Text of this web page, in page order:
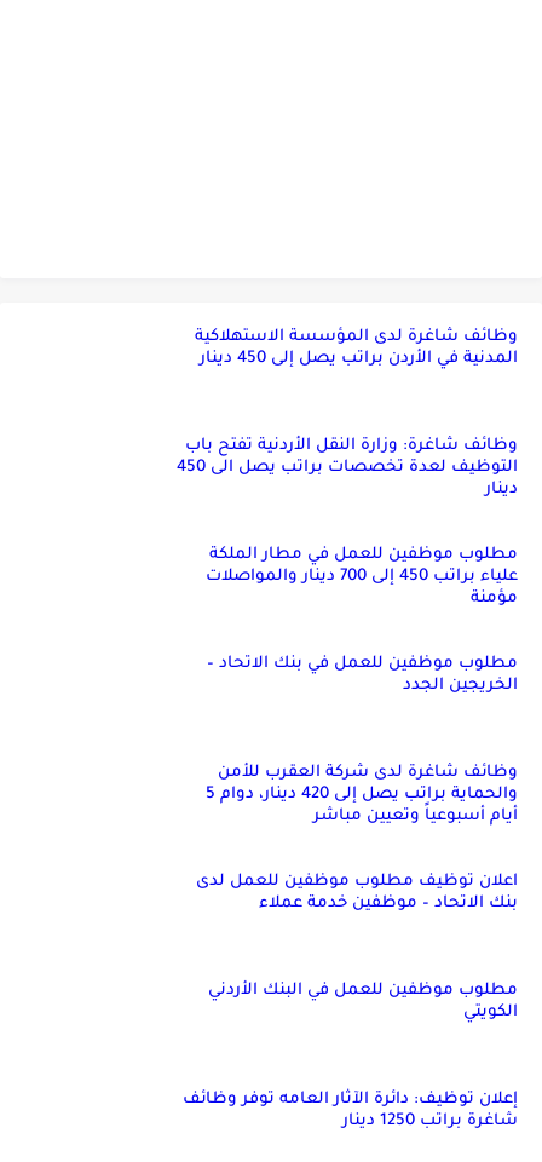
وظائف شاغرة لدى المؤسسة الاستهلاكية
المدنية في الأردن براتب يصل إلى 450 دينار
وظائف شاغرة: وزارة النقل الأردنية تفتح باب
التوظيف لعدة تخصصات براتب يصل الى 450
دينار
مطلوب موظفين للعمل في مطار الملكة
علياء براتب 450 إلى 700 دينار والمواصلات
مؤمنة
مطلوب موظفين للعمل في بنك الاتحاد –
الخريجين الجدد
وظائف شاغرة لدى شركة العقرب للأمن
والحماية براتب يصل إلى 420 دينار، دوام 5
أيام أسبوعياً وتعيين مباشر
اعلان توظيف مطلوب موظفين للعمل لدى
بنك الاتحاد – موظفين خدمة عملاء
مطلوب موظفين للعمل في البنك الأردني
الكويتي
إعلان توظيف: دائرة الآثار العامه توفر وظائف
شاغرة براتب 1250 دينار